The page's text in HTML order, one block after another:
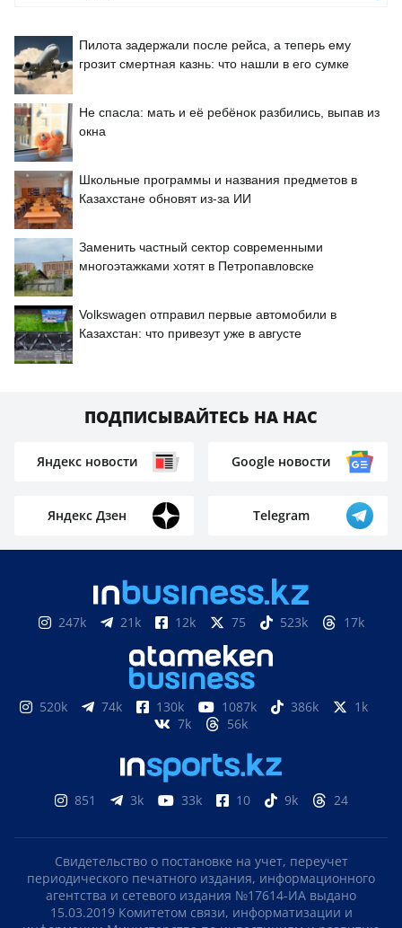
Пилота задержали после рейса, а теперь ему
грозит смертная казнь: что нашли в его сумке
Не спасла: мать и её ребёнок разбились, выпав из
окна
Школьные программы и названия предметов в
Казахстане обновят из-за ИИ
Заменить частный сектор современными
многоэтажками хотят в Петропавловске
Volkswagen отправил первые автомобили в
Казахстан: что привезут уже в августе
ПОДПИСЫВАЙТЕСЬ НА НАС
Яндекс новости Google новости
Яндекс Дзен Telegram
247k 21k 12k 75 523k 17k
520k 74k 130k 1087k 386k
1k
7k
56k
851 3k 33k 10 9k 24
Свидетельство о постановке на учет, переучет
периодического печатного издания, информационного
агентства и сетевого издания №17614-ИА выдано
15.03.2019 Комитетом связи, информатизации и